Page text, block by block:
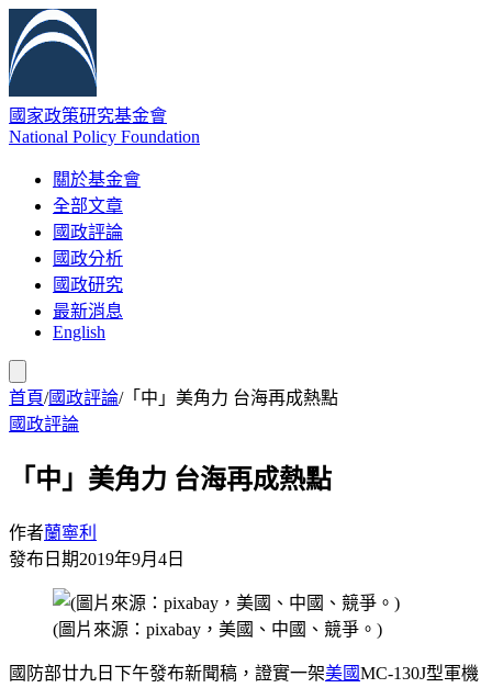
國家政策研究基金會
National Policy Foundation
關於基金會
全部文章
國政評論
國政分析
國政研究
最新消息
English
首頁/國政評論/「中」美角力 台海再成熱點
國政評論
「中」美角力 台海再成熱點
作者蘭寧利
發布日期2019年9月4日
(圖片來源：pixabay，美國、中國、競爭。)
國防部廿九日下午發布新聞稿，證實一架美國MC-130J型軍機